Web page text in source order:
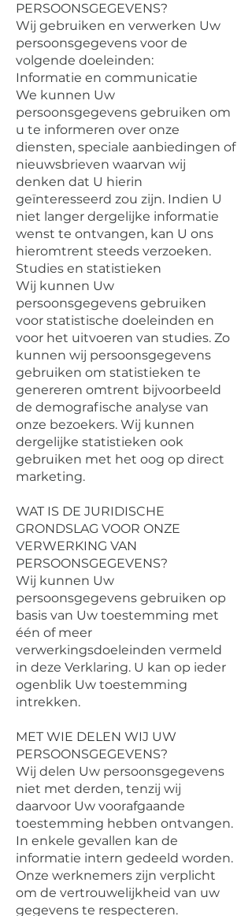
PERSOONSGEGEVENS?
Wij gebruiken en verwerken Uw
persoonsgegevens voor de
volgende doeleinden:
‍Informatie en communicatie
We kunnen Uw
persoonsgegevens gebruiken om
u te informeren over onze
diensten, speciale aanbiedingen of
nieuwsbrieven waarvan wij
denken dat U hierin
geïnteresseerd zou zijn. Indien U
niet langer dergelijke informatie
wenst te ontvangen, kan U ons
hieromtrent steeds verzoeken.
‍Studies en statistieken
Wij kunnen Uw
persoonsgegevens gebruiken
voor statistische doeleinden en
voor het uitvoeren van studies. Zo
kunnen wij persoonsgegevens
gebruiken om statistieken te
genereren omtrent bijvoorbeeld
de demografische analyse van
onze bezoekers. Wij kunnen
dergelijke statistieken ook
gebruiken met het oog op direct
marketing.
WAT IS DE JURIDISCHE
GRONDSLAG VOOR ONZE
VERWERKING VAN
PERSOONSGEGEVENS?
Wij kunnen Uw
persoonsgegevens gebruiken op
basis van Uw toestemming met
één of meer
verwerkingsdoeleinden vermeld
in deze Verklaring. U kan op ieder
ogenblik Uw toestemming
intrekken.
MET WIE DELEN WIJ UW
PERSOONSGEGEVENS?
Wij delen Uw persoonsgegevens
niet met derden, tenzij wij
daarvoor Uw voorafgaande
toestemming hebben ontvangen.
In enkele gevallen kan de
informatie intern gedeeld worden.
Onze werknemers zijn verplicht
om de vertrouwelijkheid van uw
gegevens te respecteren.